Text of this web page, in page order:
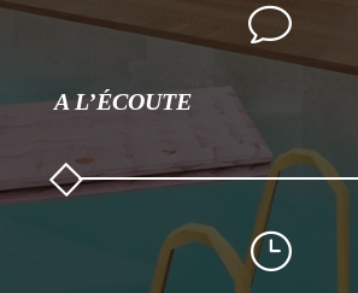
v
A L’ÉCOUTE
}